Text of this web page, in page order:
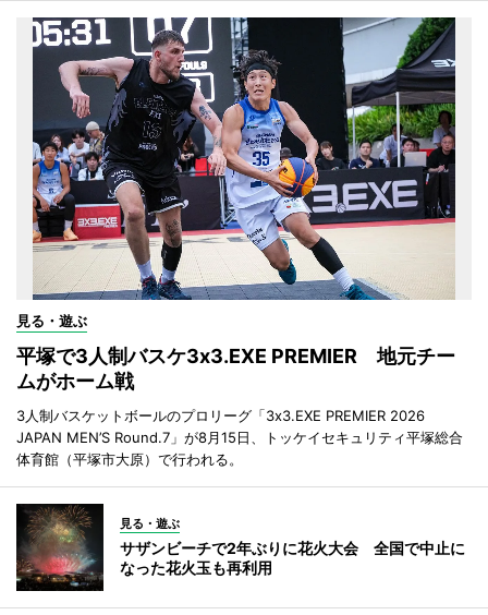
見る・遊ぶ
平塚で3人制バスケ3x3.EXE PREMIER 地元チー
ムがホーム戦
3人制バスケットボールのプロリーグ「3x3.EXE PREMIER 2026
JAPAN MEN’S Round.7」が8月15日、トッケイセキュリティ平塚総合
体育館（平塚市大原）で行われる。
見る・遊ぶ
サザンビーチで2年ぶりに花火大会 全国で中止に
なった花火玉も再利用